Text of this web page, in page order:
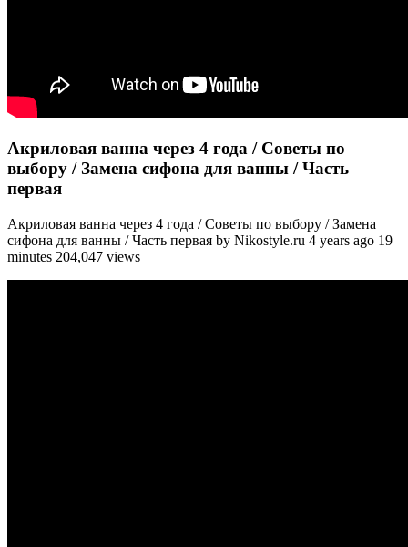
Акриловая ванна через 4 года / Советы по
выбору / Замена сифона для ванны / Часть
первая
Акриловая ванна через 4 года / Советы по выбору / Замена
сифона для ванны / Часть первая by Nikostyle.ru 4 years ago 19
minutes 204,047 views